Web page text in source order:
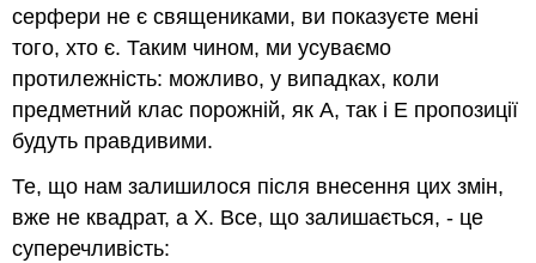
серфери не є священиками, ви показуєте мені
того, хто є. Таким чином, ми усуваємо
протилежність: можливо, у випадках, коли
предметний клас порожній, як A, так і E пропозиції
будуть правдивими.
Те, що нам залишилося після внесення цих змін,
вже не квадрат, а X. Все, що залишається, - це
суперечливість: